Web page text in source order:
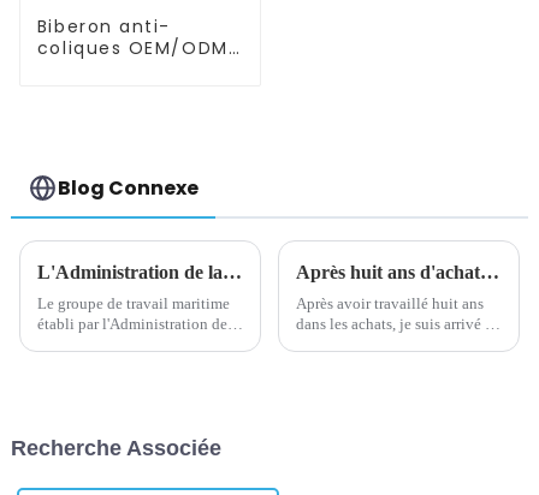
Biberon anti-
coliques OEM/ODM
Blog Connexe
L'Administration de la sécurité maritime met en place un groupe de travail maritime à Yiwu, un port sec
Le groupe de travail maritime
établi par l'Administration de la
guichet unique » sur site...
Après huit ans d'achat, je suis arrivé à une conclusion très importante
Après avoir travaillé huit ans
dans les achats, je suis arrivé à
Recherche Associée